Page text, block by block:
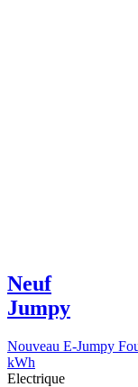
Neuf
Jumpy
Nouveau E-Jumpy
kWh
Electrique